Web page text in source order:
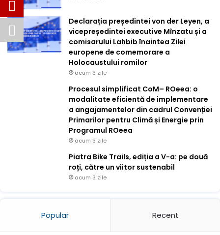
Declarația președintei von der Leyen, a
vicepreședintei executive Mînzatu și a
comisarului Lahbib înaintea Zilei
europene de comemorare a
Holocaustului romilor
acum 3 zile
Procesul simplificat CoM– ROeea: o
modalitate eficientă de implementare
a angajamentelor din cadrul Convenției
Primarilor pentru Climă și Energie prin
Programul ROeea
acum 3 zile
Piatra Bike Trails, ediția a V-a: pe două
roți, către un viitor sustenabil
acum 3 zile
Popular Recent